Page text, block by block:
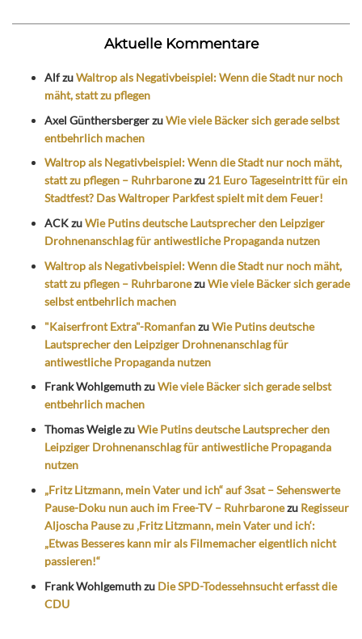
Aktuelle Kommentare
AlfzuWaltrop als Negativbeispiel: Wenn die Stadt nur noch
mäht, statt zu pflegen
Axel GünthersbergerzuWie viele Bäcker sich gerade selbst
entbehrlich machen
Waltrop als Negativbeispiel: Wenn die Stadt nur noch mäht,
statt zu pflegen – Ruhrbaronezu 21 Euro Tageseintritt für ein
Stadtfest? Das Waltroper Parkfest spielt mit dem Feuer!
ACKzuWie Putins deutsche Lautsprecher den Leipziger
Drohnenanschlag für antiwestliche Propaganda nutzen
Waltrop als Negativbeispiel: Wenn die Stadt nur noch mäht,
statt zu pflegen – RuhrbaronezuWie viele Bäcker sich gerade
selbst entbehrlich machen
"Kaiserfront Extra"-RomanfanzuWie Putins deutsche
Lautsprecher den Leipziger Drohnenanschlag für
antiwestliche Propaganda nutzen
Frank WohlgemuthzuWie viele Bäcker sich gerade selbst
entbehrlich machen
Thomas WeiglezuWie Putins deutsche Lautsprecher den
Leipziger Drohnenanschlag für antiwestliche Propaganda
nutzen
„Fritz Litzmann, mein Vater und ich“ auf 3sat – Sehenswerte
Pause-Doku nun auch im Free-TV – Ruhrbaronezu Regisseur
Aljoscha Pause zu ‚Fritz Litzmann, mein Vater und ich‘:
„Etwas Besseres kann mir als Filmemacher eigentlich nicht
passieren!“
Frank Wohlgemuthzu Die SPD-Todessehnsucht erfasst die
CDU